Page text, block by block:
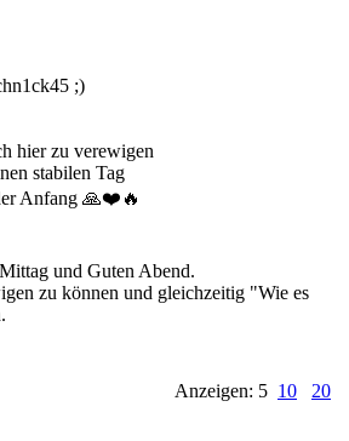
;)
hier zu verewigen
stabilen Tag
Anfang 🙏❤️🔥
und Guten Abend.
zu können und gleichzeitig "Wie es
Anzeigen: 5 10 20